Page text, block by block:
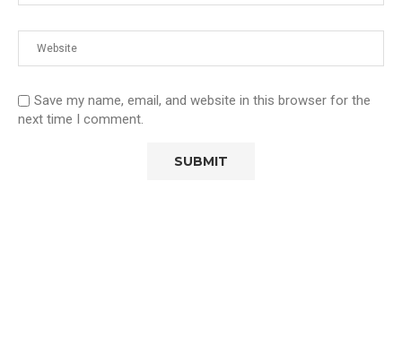
Save my name, email, and website in this browser for the
next time I comment.